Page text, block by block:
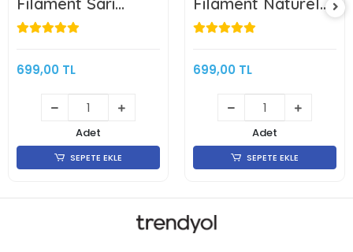
1.75mm 1kg
699,00 TL
Adet
SEPETE EKLE
1.75mm 1kg
699,00 TL
Adet
SEPETE EKLE